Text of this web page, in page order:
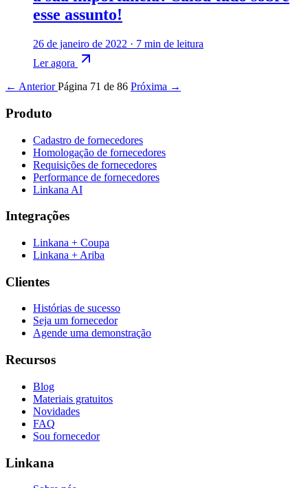
esse assunto!
26 de janeiro de 2022 · 7 min de leitura
Ler agora
← AnteriorPágina 71 de 86 Próxima →
Produto
Cadastro de fornecedores
Homologação de fornecedores
Requisições de fornecedores
Performance de fornecedores
Linkana AI
Integrações
Linkana + Coupa
Linkana + Ariba
Clientes
Histórias de sucesso
Seja um fornecedor
Agende uma demonstração
Recursos
Blog
Materiais gratuitos
Novidades
FAQ
Sou fornecedor
Linkana